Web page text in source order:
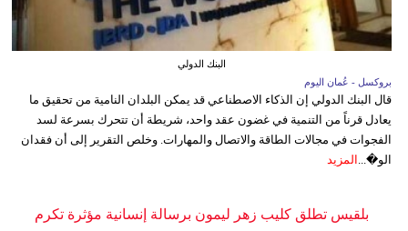
البنك الدولي
بروكسل - عُمان اليوم
قال البنك الدولي إن الذكاء الاصطناعي قد يمكن البلدان النامية من تحقيق ما
يعادل قرناً من التنمية في غضون عقد واحد، شريطة أن تتحرك بسرعة لسد
الفجوات في مجالات الطاقة والاتصال والمهارات. وخلص التقرير إلى أن فقدان
الو�...
المزيد
بلقيس تطلق كليب زهر ليمون برسالة إنسانية مؤثرة تكرم